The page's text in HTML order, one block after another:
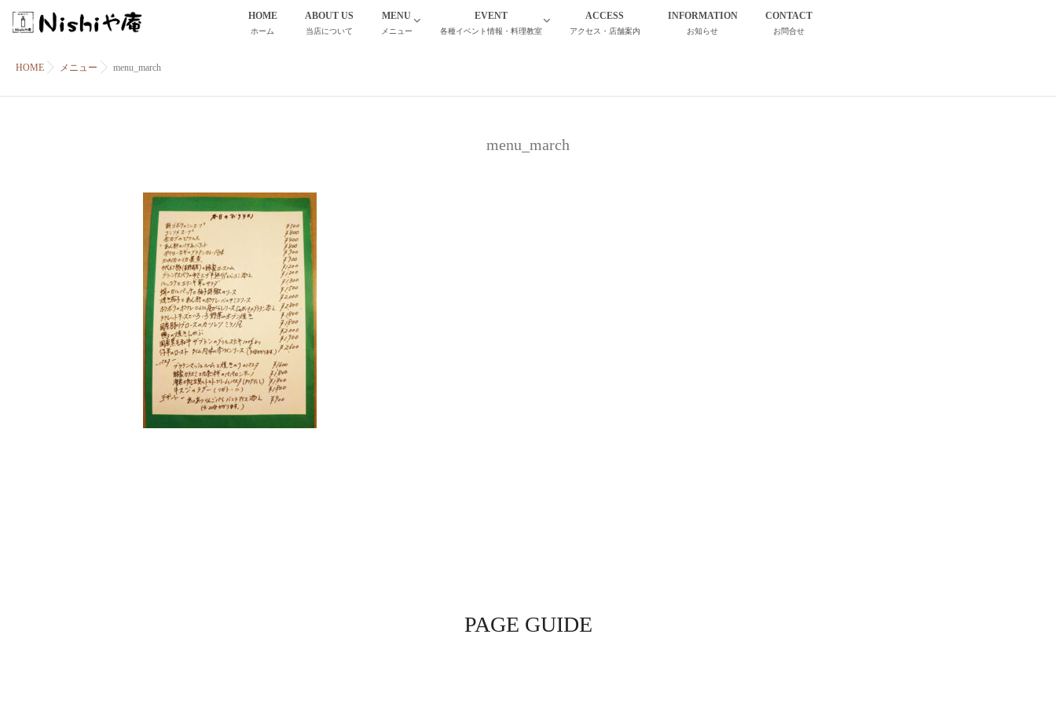
HOME
ホーム
ABOUT US
当店について
MENU
メニュー
EVENT
各種イベント情報・料理教室
ACCESS
アクセス・店舗案内
INFORMATION
お知らせ
CONTACT
お問合せ
HOME メニュー menu_march
menu_march
PAGE GUIDE